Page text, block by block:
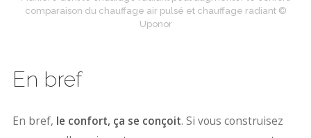
comparaison du chauffage air pulsé et chauffage radiant ©
Uponor
En bref
En bref, le confort, ça se conçoit. Si vous construisez